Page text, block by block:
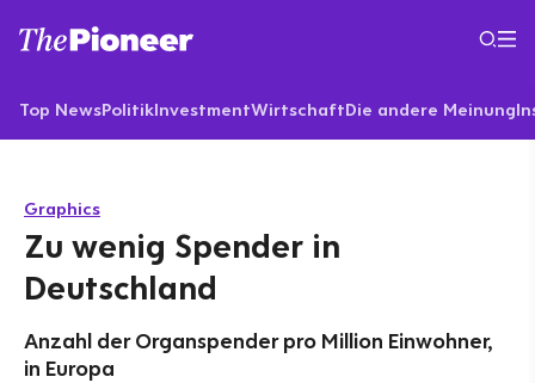
Top NewsPolitikInvestmentWirtschaftDie andere Meinung
Graphics
Zu wenig Spender in
Deutschland
Anzahl der Organspender pro Million Einwohner,
in Europa